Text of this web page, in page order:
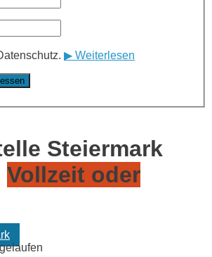
▶ Weiterlesen
Steiermark
Vollzeit oder